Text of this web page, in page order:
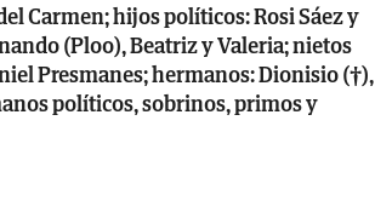
Carmen; hijos políticos: Rosi Sáez y
(Ploo), Beatriz y Valeria; nietos
Presmanes; hermanos: Dionisio (†),
políticos, sobrinos, primos y